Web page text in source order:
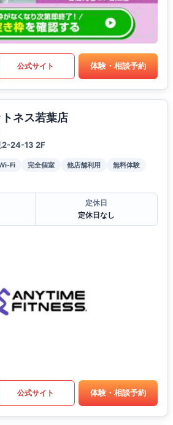
公式サイト 体験・相談予約
ネス若葉店
2-24-13 2F
Fi 完全個室 他店舗利用
無料体験
定休日
定休日なし
公式サイト 体験・相談予約